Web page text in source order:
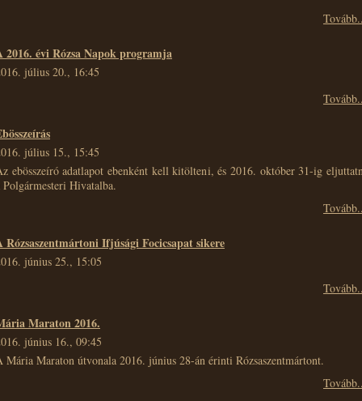
2016. évi Rózsa Napok programja
július 20., 16:45
július 15., 15:45
ebösszeíró adatlapot ebenként kell kitölteni, és 2016. október 31-ig
Polgármesteri Hivatalba.
Rózsaszentmártoni Ifjúsági Focicsapat sikere
június 25., 15:05
Maraton 2016.
június 16., 09:45
Mária Maraton útvonala 2016. június 28-án érinti Rózsaszentmártont.